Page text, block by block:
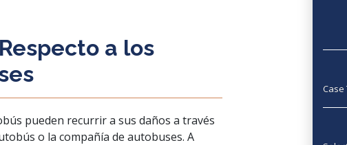
a los
pueden recurrir a sus daños a través
o la compañía de autobuses. A